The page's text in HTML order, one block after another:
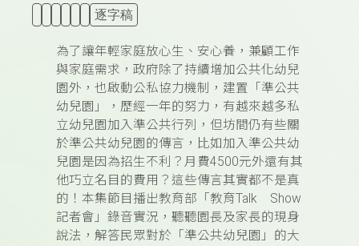
逐字稿
為了讓年輕家庭放心生、安心養，兼顧工作
與家庭需求，政府除了持續增加公共化幼兒
園外，也啟動公私協力機制，建置「準公共
幼兒園」，歷經一年的努力，有越來越多私
立幼兒園加入準公共行列，但坊間仍有些關
於準公共幼兒園的傳言，比如加入準公共幼
兒園是因為招生不利？月費4500元外還有其
他巧立名目的費用？這些傳言其實都不是真
的！本集節目播出教育部「教育Talk Show
記者會」錄音實況，聽聽園長及家長的現身
說法，解答民眾對於「準公共幼兒園」的大